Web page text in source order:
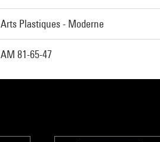
Arts Plastiques - Moderne
AM 81-65-47